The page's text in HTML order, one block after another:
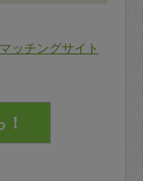
ッチングサイト